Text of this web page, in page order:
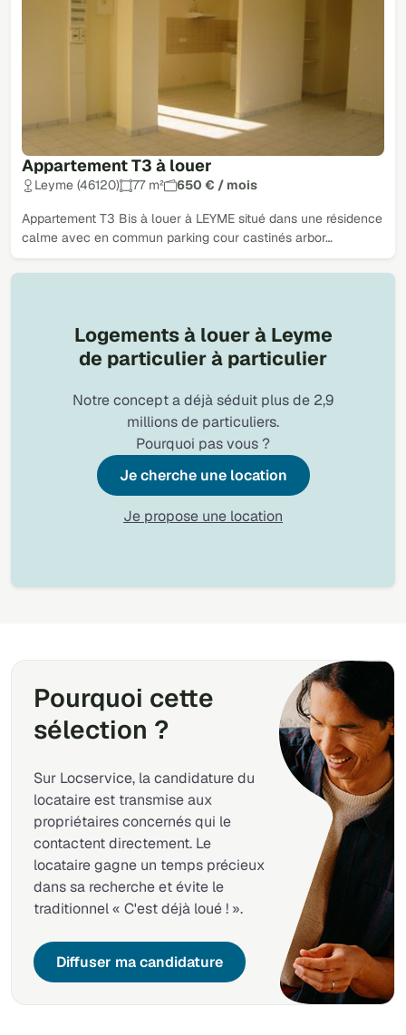
Appartement T3 à louer
Leyme (46120) 77 m² 650 € / mois
Appartement T3 Bis à louer à LEYME situé dans une résidence
calme avec en commun parking cour castinés arbor…
Logements à louer à Leyme
de particulier à particulier
Notre concept a déjà séduit plus de 2,9
millions de particuliers.
Pourquoi pas vous ?
Je cherche une location
Je propose une location
Pourquoi cette
sélection ?
Sur Locservice, la candidature du
locataire est transmise aux
propriétaires concernés qui le
contactent directement. Le
locataire gagne un temps précieux
dans sa recherche et évite le
traditionnel « C'est déjà loué ! ».
Diffuser ma candidature